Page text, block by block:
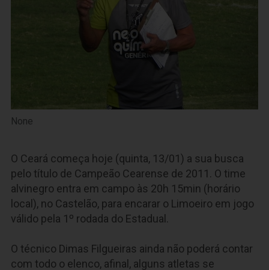
None
O Ceará começa hoje (quinta, 13/01) a sua busca
pelo título de Campeão Cearense de 2011. O time
alvinegro entra em campo às 20h 15min (horário
local), no Castelão, para encarar o Limoeiro em jogo
válido pela 1º rodada do Estadual.
O técnico Dimas Filgueiras ainda não poderá contar
com todo o elenco, afinal, alguns atletas se